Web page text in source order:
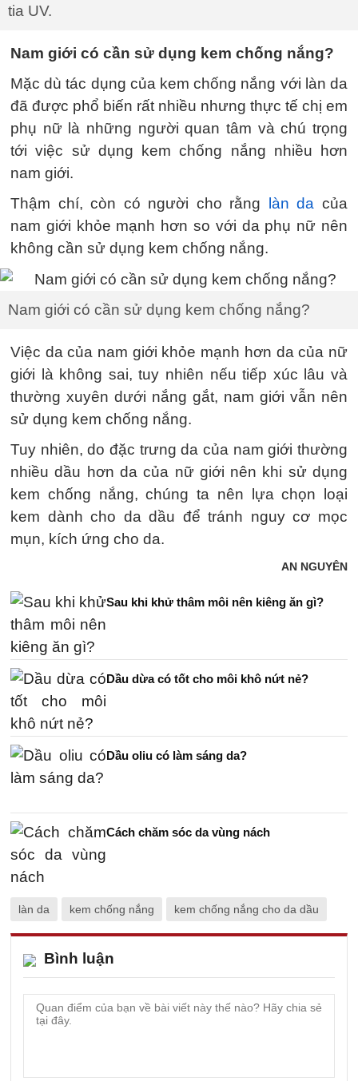
tia UV.
Nam giới có cần sử dụng kem chống nắng?
Mặc dù tác dụng của kem chống nắng với làn da
đã được phổ biến rất nhiều nhưng thực tế chị em
phụ nữ là những người quan tâm và chú trọng
tới việc sử dụng kem chống nắng nhiều hơn
nam giới.
Thậm chí, còn có người cho rằng
làn da của
nam giới khỏe mạnh hơn so với da phụ nữ nên
không cần sử dụng kem chống nắng.
Nam giới có cần sử dụng kem chống nắng?
Việc da của nam giới khỏe mạnh hơn da của nữ
giới là không sai, tuy nhiên nếu tiếp xúc lâu và
thường xuyên dưới nắng gắt, nam giới vẫn nên
sử dụng kem chống nắng.
Tuy nhiên, do đặc trưng da của nam giới thường
nhiều dầu hơn da của nữ giới nên khi sử dụng
kem chống nắng, chúng ta nên lựa chọn loại
kem dành cho da dầu để tránh nguy cơ mọc
mụn, kích ứng cho da.
AN NGUYÊN
Sau khi khử thâm môi nên kiêng ăn gì?
Dầu dừa có tốt cho môi khô nứt nẻ?
Dầu oliu có làm sáng da?
Cách chăm sóc da vùng nách
làn da kem chống nắng kem chống nắng cho da dầu
Bình luận